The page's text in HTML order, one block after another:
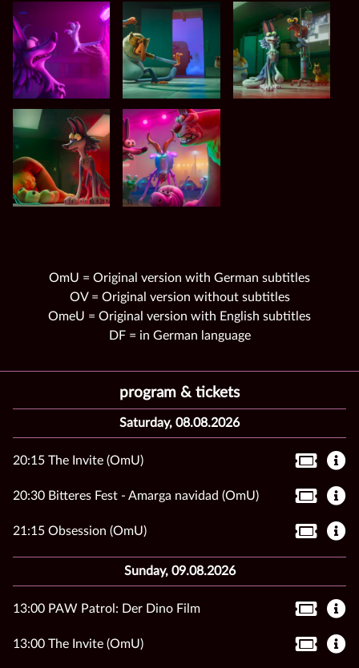
OmU = Original version with German subtitles
OV = Original version without subtitles
OmeU = Original version with English subtitles
DF = in German language
program & tickets
Saturday, 08.08.2026
20:15 The Invite (OmU)
20:30 Bitteres Fest - Amarga navidad (OmU)
21:15 Obsession (OmU)
Sunday, 09.08.2026
13:00 PAW Patrol: Der Dino Film
13:00 The Invite (OmU)